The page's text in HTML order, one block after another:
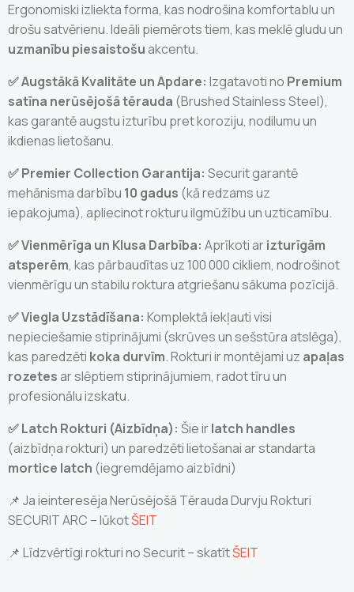
Ergonomiski izliekta forma, kas nodrošina komfortablu un
drošu satvērienu. Ideāli piemērots tiem, kas meklē gludu un
uzmanību piesaistošuakcentu.
✅ Augstākā Kvalitāte un Apdare: Izgatavoti no Premium
satīna nerūsējošā tērauda (Brushed Stainless Steel),
kas garantē augstu izturību pret koroziju, nodilumu un
ikdienas lietošanu.
✅ Premier Collection Garantija: Securit garantē
mehānisma darbību 10 gadus (kā redzams uz
iepakojuma), apliecinot rokturu ilgmūžību un uzticamību.
✅ Vienmērīga un Klusa Darbība: Aprīkoti arizturīgām
atsperēm, kas pārbaudītas uz 100 000 cikliem, nodrošinot
vienmērīgu un stabilu roktura atgriešanu sākuma pozīcijā.
✅ Viegla Uzstādīšana: Komplektā iekļauti visi
nepieciešamie stiprinājumi (skrūves un sešstūra atslēga),
kas paredzēti koka durvīm. Rokturi ir montējami uz apaļas
rozetesar slēptiem stiprinājumiem, radot tīru un
profesionālu izskatu.
✅ Latch Rokturi (Aizbīdņa): Šie irlatch handles
(aizbīdņa rokturi) un paredzēti lietošanai ar standarta
mortice latch (iegremdējamo aizbīdni)
📌 Ja ieinteresēja Nerūsējošā Tērauda Durvju Rokturi
SECURIT ARC – lūkotŠEIT
📌 Līdzvērtīgi rokturi no Securit – skatītŠEIT